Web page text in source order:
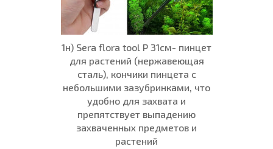
1н) Sera flora tool P 31см- пинцет
для растений (нержавеющая
сталь), кончики пинцета с
небольшими зазубринками, что
удобно для захвата и
препятствует выпадению
захваченных предметов и
растений